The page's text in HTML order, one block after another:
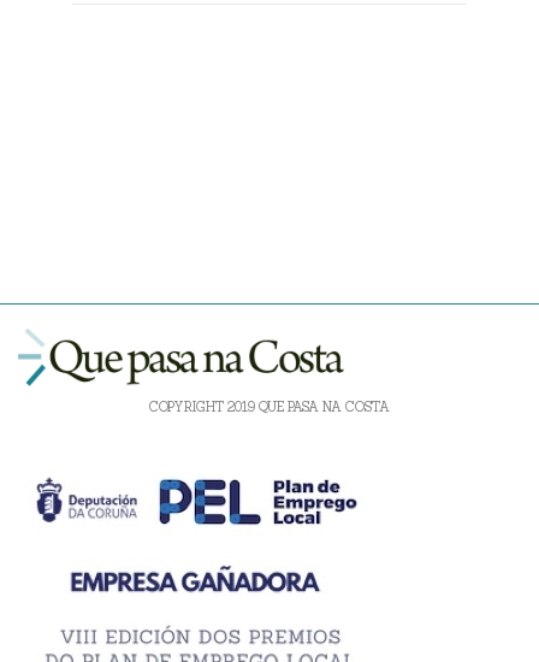
COPYRIGHT 2019 QUE PASA NA COSTA